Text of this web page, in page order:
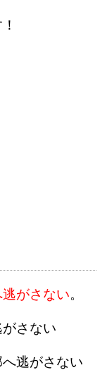
逃がさない。
さない
逃がさない